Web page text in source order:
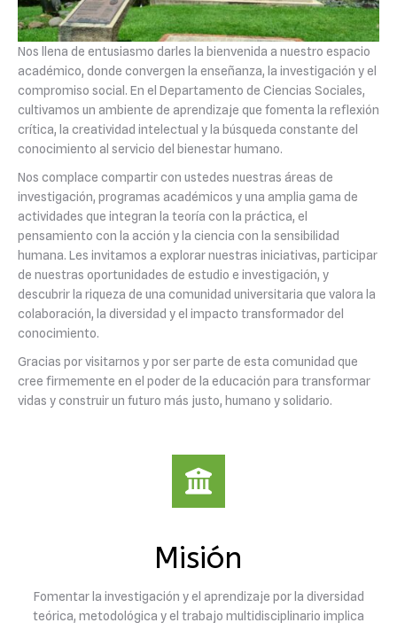
Nos llena de entusiasmo darles la bienvenida a nuestro espacio
académico, donde convergen la enseñanza, la investigación y el
compromiso social. En el Departamento de Ciencias Sociales,
cultivamos un ambiente de aprendizaje que fomenta la reflexión
crítica, la creatividad intelectual y la búsqueda constante del
conocimiento al servicio del bienestar humano.
Nos complace compartir con ustedes nuestras áreas de
investigación, programas académicos y una amplia gama de
actividades que integran la teoría con la práctica, el
pensamiento con la acción y la ciencia con la sensibilidad
humana. Les invitamos a explorar nuestras iniciativas, participar
de nuestras oportunidades de estudio e investigación, y
descubrir la riqueza de una comunidad universitaria que valora la
colaboración, la diversidad y el impacto transformador del
conocimiento.
Gracias por visitarnos y por ser parte de esta comunidad que
cree firmemente en el poder de la educación para transformar
vidas y construir un futuro más justo, humano y solidario.
Misión
Fomentar la investigación y el aprendizaje por la diversidad
teórica, metodológica y el trabajo multidisciplinario implica